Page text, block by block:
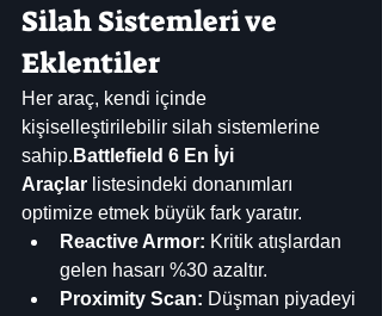
Silah Sistemleri ve
Eklentiler
Her araç, kendi içinde
kişiselleştirilebilir silah sistemlerine
sahip. Battlefield 6 En İyi
Araçlar listesindeki donanımları
optimize etmek büyük fark yaratır.
Reactive Armor: Kritik atışlardan
gelen hasarı %30 azaltır.
Proximity Scan: Düşman piyadeyi